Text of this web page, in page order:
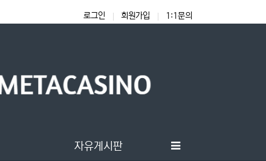
로그인 회원가입 1:1문의
자유게시판